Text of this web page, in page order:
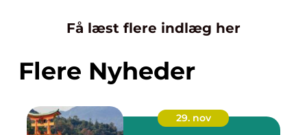
Få læst flere indlæg her
Flere Nyheder
29. nov